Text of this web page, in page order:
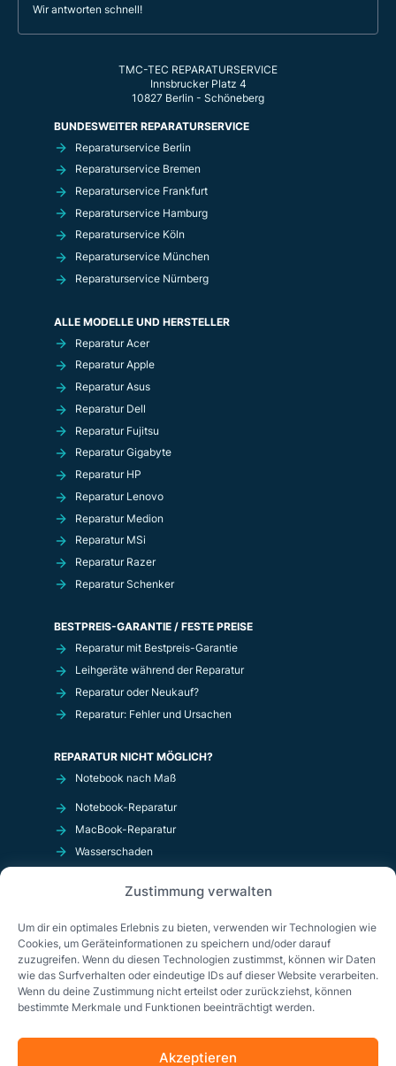
Zustimmung verwalten
Um dir ein optimales Erlebnis zu bieten, verwenden wir Technologien wie
Cookies, um Geräteinformationen zu speichern und/oder darauf
zuzugreifen. Wenn du diesen Technologien zustimmst, können wir Daten
wie das Surfverhalten oder eindeutige IDs auf dieser Website verarbeiten.
Wenn du deine Zustimmung nicht erteilst oder zurückziehst, können
bestimmte Merkmale und Funktionen beeinträchtigt werden.
Akzeptieren
Wir antworten schnell!
TMC-TEC REPARATURSERVICE
Innsbrucker Platz 4
10827 Berlin - Schöneberg
BUNDESWEITER REPARATURSERVICE
Reparaturservice Berlin
Reparaturservice Bremen
Reparaturservice Frankfurt
Reparaturservice Hamburg
Reparaturservice Köln
Reparaturservice München
Reparaturservice Nürnberg
ALLE MODELLE UND HERSTELLER
Reparatur Acer
Reparatur Apple
Reparatur Asus
Reparatur Dell
Reparatur Fujitsu
Reparatur Gigabyte
Reparatur HP
Reparatur Lenovo
Reparatur Medion
Reparatur MSi
Reparatur Razer
Reparatur Schenker
BESTPREIS-GARANTIE / FESTE PREISE
Reparatur mit Bestpreis-Garantie
Leihgeräte während der Reparatur
Reparatur oder Neukauf?
Reparatur: Fehler und Ursachen
REPARATUR NICHT MÖGLICH?
Notebook nach Maß
Notebook-Reparatur
MacBook-Reparatur
Wasserschaden
OnlineShop